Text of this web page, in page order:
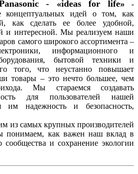
- «ideas for life» -
концептуальных идей о том, как
как сделать ее более удобной,
и интересной. Мы реализуем наши
самого широкого ассортимента –
информационного и
бытовой техники и
того, что неустанно повышает
товары – это нечто большее, чем
Мы стараемся создавать
для пользователей нашей
им надежность и безопасность,
из самых крупных производителей
понимаем, как важен наш вклад в
и сохранение экологии